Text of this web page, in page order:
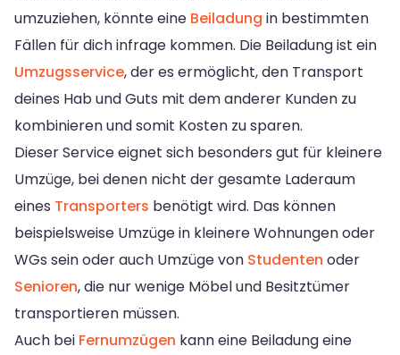
umzuziehen, könnte eine Beiladung in bestimmten
Fällen für dich infrage kommen. Die Beiladung ist ein
Umzugsservice, der es ermöglicht, den Transport
deines Hab und Guts mit dem anderer Kunden zu
kombinieren und somit Kosten zu sparen.
Dieser Service eignet sich besonders gut für kleinere
Umzüge, bei denen nicht der gesamte Laderaum
eines Transporters benötigt wird. Das können
beispielsweise Umzüge in kleinere Wohnungen oder
WGs sein oder auch Umzüge von Studenten oder
Senioren, die nur wenige Möbel und Besitztümer
transportieren müssen.
Auch bei Fernumzügen kann eine Beiladung eine